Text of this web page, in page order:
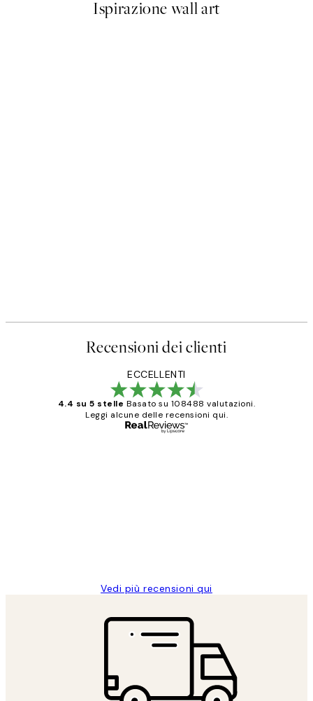
Ispirazione wall art
Recensioni dei clienti
ECCELLENTI
4.4 su 5 stelle Basato su 108488 valutazioni.
Leggi alcune delle recensioni qui.
Vedi più recensioni qui